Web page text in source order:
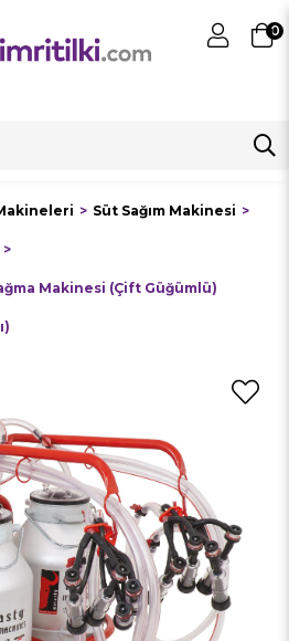
0
Süt Sağım Makinesi
Makinesi (Çift Güğümlü)